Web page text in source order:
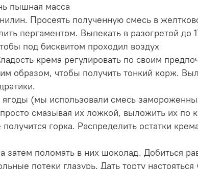
пышная масса
Просеять полученную смесь в
пергаментом. Выпекать в разогретой до
под бисквитом проходил воздух
крема регулировать по своим
образом, чтобы получить тонкий корж.
(мы использовали смесь
смазывая их ложкой, выложить их по
горка. Распределить остатки
затем поломать в них шоколад. Добиться
потеки глазурь. Дать торту настояться